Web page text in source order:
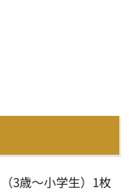
3歳～小学生）1枚